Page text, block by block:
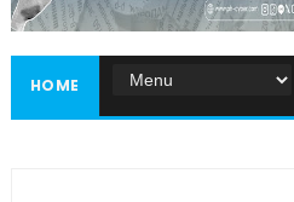
Masukkan iklan disini!
HOME